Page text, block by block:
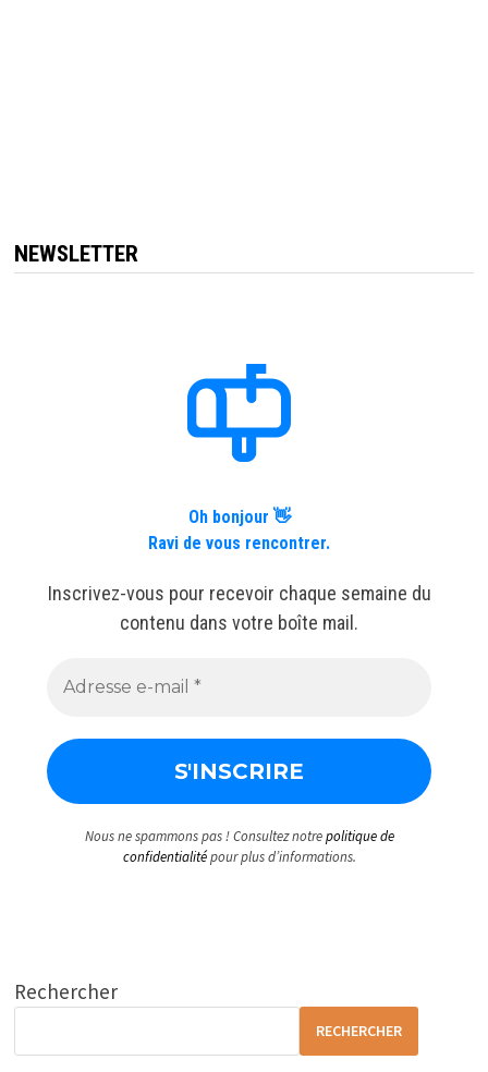
NEWSLETTER
Oh bonjour 👋
Ravi de vous rencontrer.
Inscrivez-vous pour recevoir chaque semaine du
contenu dans votre boîte mail.
Nous ne spammons pas ! Consultez notrepolitique de
confidentialitépour plus d’informations.
Rechercher
RECHERCHER